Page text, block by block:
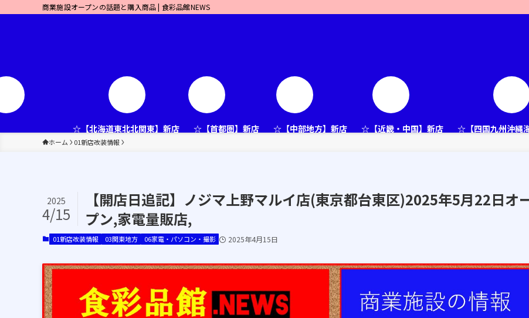
商業施設オープンの話題と購入商品 | 食彩品館NEWS
☆【北海道東北北関東】新店 ☆【首都圏】新店 ☆【中部地方】新店 ☆【近畿・中国】新店 ☆【四国九州沖縄
ホーム 01新店改装情報
【開店日追記】ノジマ上野マルイ店(東京都台東区)2025年5月22日オ
プン,家電量販店,
2025
4/15
01新店改装情報 03関東地方 06家電・パソコン・撮影 2025年4月15日